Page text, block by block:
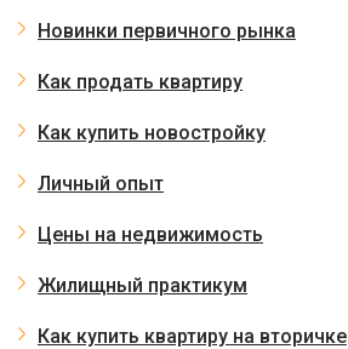
Новинки первичного рынка
Как продать квартиру
Как купить новостройку
Личный опыт
Цены на недвижимость
Жилищный практикум
Как купить квартиру на вторичке